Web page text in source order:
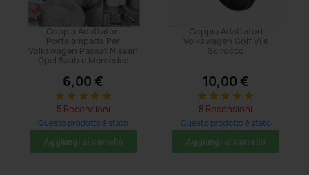
Coppia Adattatori
Portalampada Per
Volkswagen Passat Nissan
Opel Saab e Mercedes
6,00 €
star star star star star
5 Recensioni
Questo prodotto è stato
acquistato: 11 volte
Aggiungi al carrello
Coppia Adattatori
Volkswagen Golf VI e
Scirocco
10,00 €
star star star star star
8 Recensioni
Questo prodotto è stato
acquistato: 5 volte
Aggiungi al carrello